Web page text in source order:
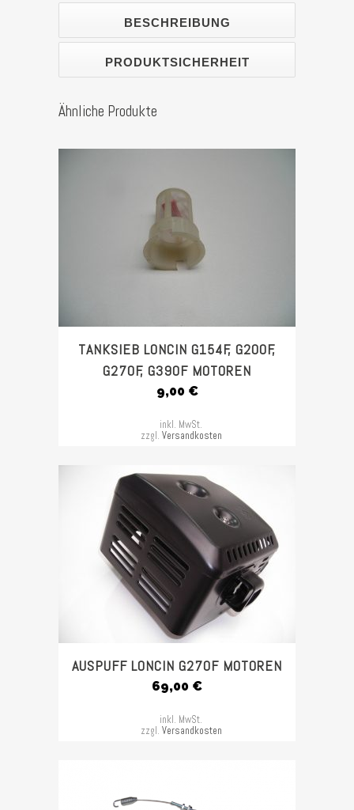
BESCHREIBUNG
PRODUKTSICHERHEIT
Ähnliche Produkte
TANKSIEB LONCIN G154F, G200F,
G270F, G390F MOTOREN
9,00 €
inkl. MwSt.
zzgl. Versandkosten
AUSPUFF LONCIN G270F MOTOREN
69,00 €
inkl. MwSt.
zzgl. Versandkosten